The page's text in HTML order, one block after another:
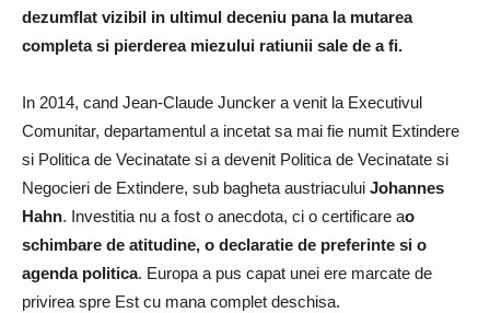
dezumflat vizibil in ultimul deceniu pana la mutarea
completa si pierderea miezului ratiunii sale de a fi.
In 2014, cand Jean-Claude Juncker a venit la Executivul
Comunitar, departamentul a incetat sa mai fie numit Extindere
si Politica de Vecinatate si a devenit Politica de Vecinatate si
Negocieri de Extindere, sub bagheta austriacului Johannes
Hahn. Investitia nu a fost o anecdota, ci o certificare ao
schimbare de atitudine, o declaratie de preferinte si o
agenda politica. Europa a pus capat unei ere marcate de
privirea spre Est cu mana complet deschisa.